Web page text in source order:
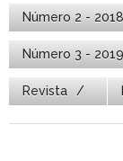
Número 2 -
Número 3 -
Revista